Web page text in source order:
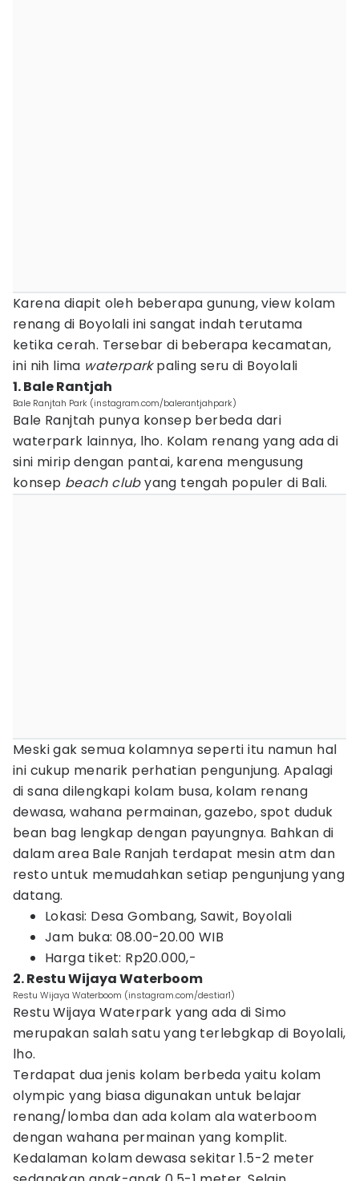
Karena diapit oleh beberapa gunung, view kolam
renang di Boyolali ini sangat indah terutama
ketika cerah. Tersebar di beberapa kecamatan,
ini nih lima waterparkpaling seru di Boyolali
1. Bale Rantjah
Bale Ranjtah Park (instagram.com/balerantjahpark)
Bale Ranjtah punya konsep berbeda dari
waterpark lainnya, lho. Kolam renang yang ada di
sini mirip dengan pantai, karena mengusung
konsep beach clubyang tengah populer di Bali.
Meski gak semua kolamnya seperti itu namun hal
ini cukup menarik perhatian pengunjung. Apalagi
di sana dilengkapi kolam busa, kolam renang
dewasa, wahana permainan, gazebo, spot duduk
bean bag lengkap dengan payungnya. Bahkan di
dalam area Bale Ranjah terdapat mesin atm dan
resto untuk memudahkan setiap pengunjung yang
datang.
Lokasi: Desa Gombang, Sawit, Boyolali
Jam buka: 08.00-20.00 WIB
Harga tiket: Rp20.000,-
2. Restu Wijaya Waterboom
Restu Wijaya Waterboom (instagram.com/destiar1)
Restu Wijaya Waterpark yang ada di Simo
merupakan salah satu yang terlebgkap di Boyolali,
lho.
Terdapat dua jenis kolam berbeda yaitu kolam
olympic yang biasa digunakan untuk belajar
renang/lomba dan ada kolam ala waterboom
dengan wahana permainan yang komplit.
Kedalaman kolam dewasa sekitar 1.5-2 meter